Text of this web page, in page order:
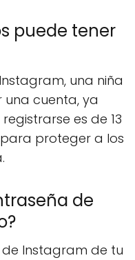
puede tener
una niña
una cuenta, ya
es de 13
proteger a los
de
Instagram de tu